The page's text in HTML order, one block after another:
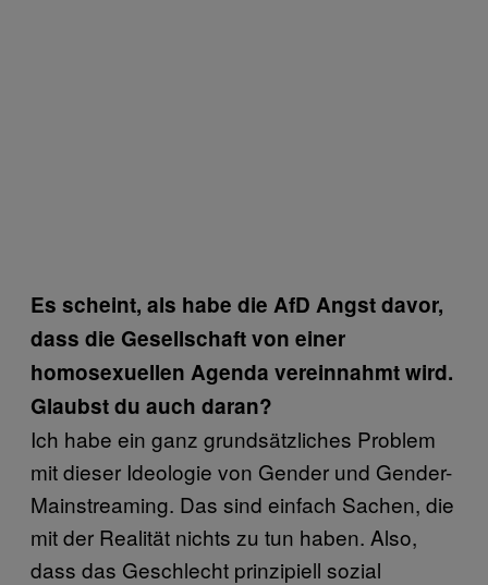
Es scheint, als habe die AfD Angst davor,
dass die Gesellschaft von einer
homosexuellen Agenda vereinnahmt wird.
Glaubst du auch daran?
Ich habe ein ganz grundsätzliches Problem
mit dieser Ideologie von Gender und Gender-
Mainstreaming. Das sind einfach Sachen, die
mit der Realität nichts zu tun haben. Also,
dass das Geschlecht prinzipiell sozial